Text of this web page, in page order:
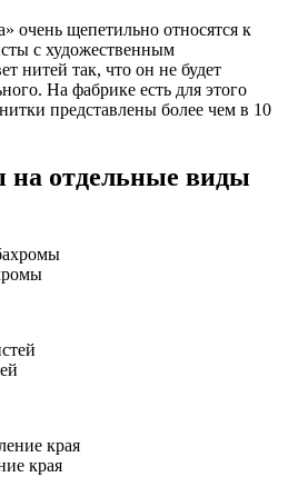
очень щепетильно относятся к
с художественным
нитей так, что он не будет
На фабрике есть для этого
представлены более чем в 10
отдельные виды
края